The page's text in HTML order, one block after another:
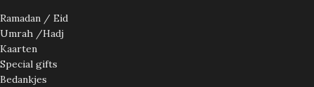
Ramadan / Eid
Umrah /Hadj
Kaarten
Special gifts
Bedankjes